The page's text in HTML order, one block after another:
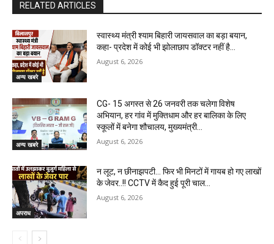
RELATED ARTICLES
अन्य खबरे
स्वास्थ्य मंत्री श्याम बिहारी जायसवाल का बड़ा बयान,
कहा- प्रदेश में कोई भी झोलाछाप डॉक्टर नहीं है…
August 6, 2026
अन्य खबरे
CG- 15 अगस्त से 26 जनवरी तक चलेगा विशेष
अभियान, हर गांव में मुक्तिधाम और हर बालिका के लिए
स्कूलों में बनेगा शौचालय, मुख्यमंत्री...
August 6, 2026
अपराध
न लूट, न छीनाझपटी… फिर भी मिनटों में गायब हो गए लाखों
के जेवर..!! CCTV में कैद हुई पूरी चाल…
August 6, 2026